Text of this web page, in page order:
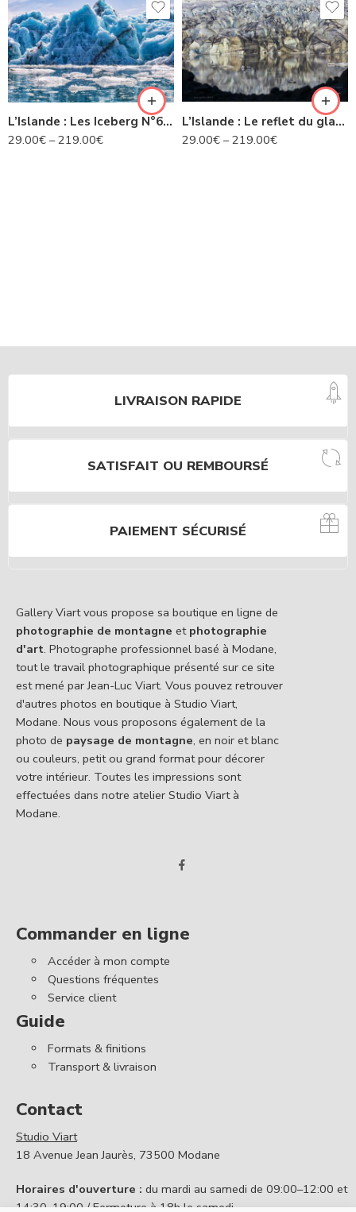
L’Islande : Les Iceberg N°63 IS
29.00€ –219.00€
L’Islande : Le reflet du glacier -N° 22 IS
29.00€ –219.00€
LIVRAISON RAPIDE
SATISFAIT OU REMBOURSÉ
PAIEMENT SÉCURISÉ
Gallery Viart vous propose sa boutique en ligne de
photographie de montagne et photographie
d'art. Photographe professionnel basé à Modane,
tout le travail photographique présenté sur ce site
est mené par Jean-Luc Viart. Vous pouvez retrouver
d'autres photos en boutique à Studio Viart,
Modane. Nous vous proposons également de la
photo de paysage de montagne, en noir et blanc
ou couleurs, petit ou grand format pour décorer
votre intérieur. Toutes les impressions sont
effectuées dans notre atelier Studio Viart à
Modane.
Commander en ligne
Accéder à mon compte
Questions fréquentes
Service client
Guide
Formats & finitions
Transport & livraison
Contact
Studio Viart
18 Avenue Jean Jaurès, 73500 Modane
Horaires d'ouverture : du mardi au samedi de 09:00–12:00 et
14:30–19:00 / Fermeture à 18h le samedi